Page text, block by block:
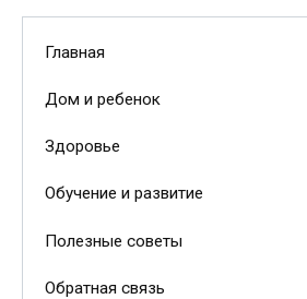
Главная
Дом и ребенок
Здоровье
Обучение и развитие
Полезные советы
Обратная связь